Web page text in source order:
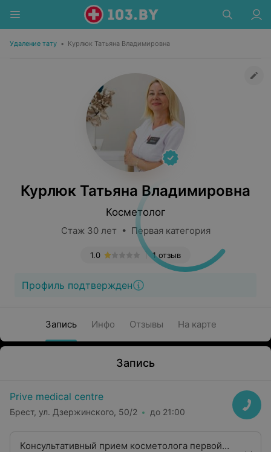
Удаление тату • Курлюк Татьяна Владимировна
Курлюк Татьяна Владимировна
Косметолог
Стаж 30 лет • Первая категория
1 отзыв
1.0
Профиль подтвержден
Запись Инфо Отзывы На карте
Запись
Prive medical centre
Брест, ул. Дзержинского, 50/2 до 21:00
Консультативный прием косметолога первой